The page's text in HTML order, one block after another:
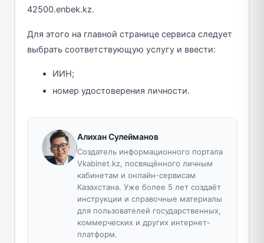
42500.enbek.kz.
Для этого на главной странице сервиса следует
выбрать соответствующую услугу и ввести:
ИИН;
номер удостоверения личности.
Алихан Сулейманов
Создатель информационного портала
Vkabinet.kz, посвящённого личным
кабинетам и онлайн-сервисам
Казахстана. Уже более 5 лет создаёт
инструкции и справочные материалы
для пользователей государственных,
коммерческих и других интернет-
платформ.